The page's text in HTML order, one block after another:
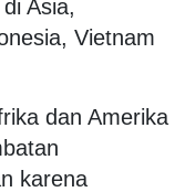
Asia,
Vietnam
dan Amerika
karena